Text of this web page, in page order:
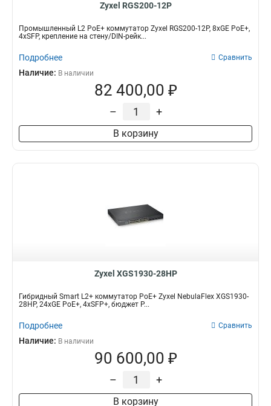
Zyxel RGS200-12P
Промышленный L2 PoE+ коммутатор Zyxel RGS200-12P, 8xGE PoE+,
4xSFP, крепление на стену/DIN-рейк...
Подробнее Сравнить
Наличие: В наличии
82 400,00 ₽
– +
В корзину
Zyxel XGS1930-28HP
Гибридный Smart L2+ коммутатор PoE+ Zyxel NebulaFlex XGS1930-
28HP, 24xGE PoE+, 4xSFP+, бюджет P...
Подробнее Сравнить
Наличие: В наличии
90 600,00 ₽
– +
В корзину